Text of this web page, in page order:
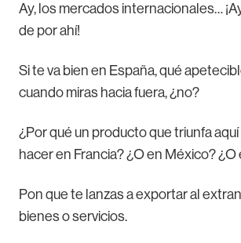
Ay, los mercados internacionales…
de por ahí!
Si te va bien en España, qué
cuando miras hacia fuera, ¿no?
¿Por qué un producto que triunfa
hacer en Francia? ¿O en México? ¿O
Pon que te lanzas a exportar al
bienes o servicios.